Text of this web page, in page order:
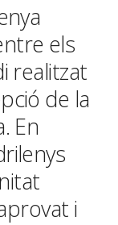
els
realitzat
de la
En
i